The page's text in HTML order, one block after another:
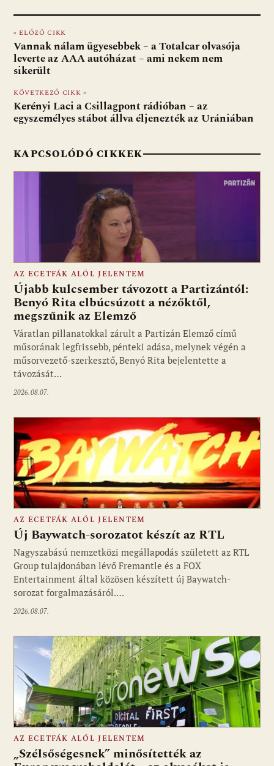
e
b
o
o
k
er at
s
A
p
d
di
t
ai
l
t za
m
e
« ELŐZŐ CIKK
Vannak nálam ügyesebbek – a Totalcar olvasója
leverte az AAA autóházat – ami nekem nem
sikerült
KÖVETKEZŐ CIKK »
Kerényi Laci a Csillagpont rádióban – az
egyszemélyes stábot állva éljenezték az Urániában
KAPCSOLÓDÓ CIKKEK
Fotó: media1.hu
AZ ECETFÁK ALÓL JELENTEM
Újabb kulcsember távozott a Partizántól:
Benyó Rita elbúcsúzott a nézőktől,
megszűnik az Elemző
Váratlan pillanatokkal zárult a Partizán Elemző című
műsorának legfrissebb, pénteki adása, melynek végén a
műsorvezető-szerkesztő, Benyó Rita bejelentette a
távozását…
2026.08.07.
Fotó: media1.hu
AZ ECETFÁK ALÓL JELENTEM
Új Baywatch-sorozatot készít az RTL
Nagyszabású nemzetközi megállapodás született az RTL
Group tulajdonában lévő Fremantle és a FOX
Entertainment által közösen készített új Baywatch-
sorozat forgalmazásáról.…
2026.08.07.
AZ ECETFÁK ALÓL JELENTEM
„Szélsőségesnek” minősítették az